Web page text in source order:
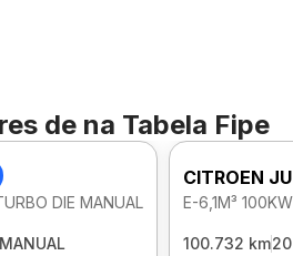
de na Tabela Fipe
DIE MANUAL
MANUAL
CITROEN
E-6,1M³
100.732 km